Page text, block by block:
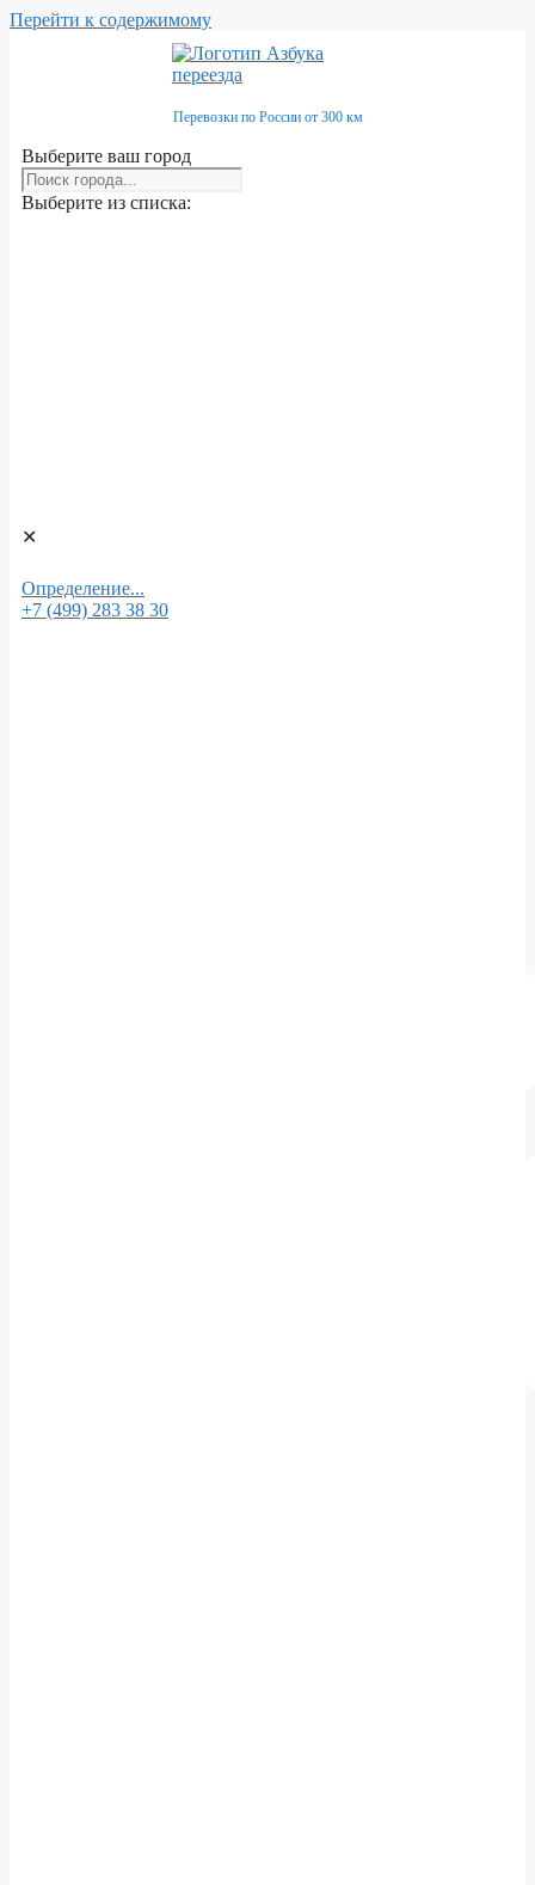
Перейти к содержимому
Перевозки по России от 300 км
Выберите ваш город
Выберите из списка:
✕
Определение...
+7 (499) 283 38 30